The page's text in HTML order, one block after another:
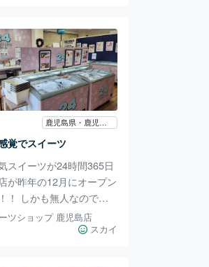
湧き出していて見ている
しいです。 さらに上か
もよく見えて眺めが良い
チもあるので、ここか
ゆったりできます。 3.今
場所 丸池湧水 水汲み場
から徒歩2分です。 駐車
で、車でたくさん水を汲
覚でスイーツ
スイーツが24時間365日
が昨年の12月にオープン
！ しかも無人なので気
べます。自分も何度か行
が、つい沢山買ってしまい
ツショップ 鹿児島店
スカイ